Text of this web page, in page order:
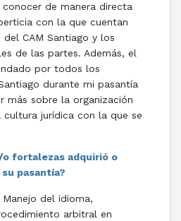
de manera directa
con la que cuentan
CAM Santiago y los
de las partes. Además, el
por todos los
durante mi pasantía
más sobre la organización
jurídica con la que se
o fortalezas adquirió o
pasantía?
del idioma,
arbitral en